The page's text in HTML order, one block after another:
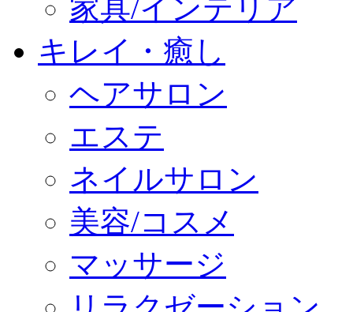
家具/インテリア
キレイ・癒し
ヘアサロン
エステ
ネイルサロン
美容/コスメ
マッサージ